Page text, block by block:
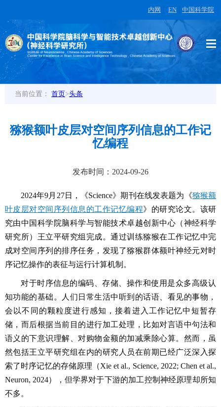
内网 EN 中国科学院
当前位置： 首页>头条
猕猴额叶皮层对空间序列信息的工作记
忆编程
发布时间：2024-09-26
2024年9月27日，《Science》期刊在线发表题为《猕猴额
叶皮层对空间序列信息的工作记忆编程》的研究论文。该研
究由中国科学院脑科学与智能技术卓越创新中心（神经科学
研究所）王立平研究组完成。通过训练猕猴在工作记忆中完
成对空间序列的排序任务，发现了猕猴群体额叶神经元对时
序记忆操作的表征与运行计算机制。
对于时序信息的编码、存储、操作和使用是众多高级认
知功能的基础。人们日常生活中听到的话语、看见的事物，
会以不同的颗粒度进行感知，接着进入工作记忆中短暂存
储，而后根据当前目的进行加工处理，比如对言语中句法和
语义的下意识理解、对购物金额的加减乘除心算。然而，虽
然包括王立平研究组在内的研究人员在前期已经广泛深入探
索了时序记忆的存储原理（Xie et al., Science, 2022; Chen et al.,
Neuron, 2024），但学界对于下游的加工控制神经原理却所知
不多。